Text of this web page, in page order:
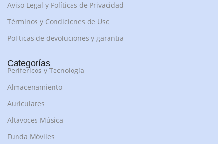
Aviso Legal y Políticas de Privacidad
Términos y Condiciones de Uso
Políticas de devoluciones y garantía
Categorías
Perifericos y Tecnología
Almacenamiento
Auriculares
Altavoces Música
Funda Móviles